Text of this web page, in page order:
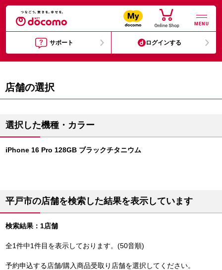
MENU
サポート ログインする
店舗の選択
選択した機種・カラー
iPhone 16 Pro 128GB ブラックチタニウム
平戸市の店舗を検索した結果を表示しています
検索結果：1店舗
全1件中1件目を表示しております。(50音順)
予約申込する店舗/購入商品受取り店舗を選択してください。